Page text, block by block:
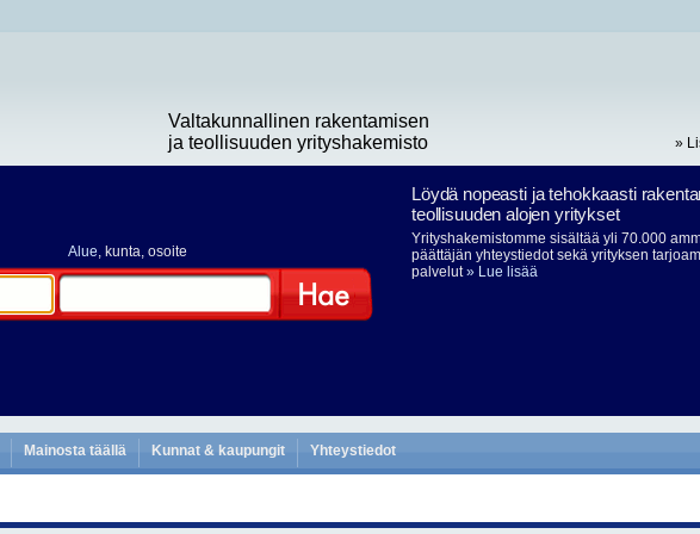
Valtakunnallinen rakentamisen
ja teollisuuden yrityshakemisto
»
Alue, kunta, osoite
Löydä nopeasti ja tehokkaasti
teollisuuden alojen yritykset
Yrityshakemistomme sisältää yli 70.000
päättäjän yhteystiedot sekä yrityksen
palvelut» Lue lisää
Mainosta täällä Kunnat & kaupungit Yhteystiedot